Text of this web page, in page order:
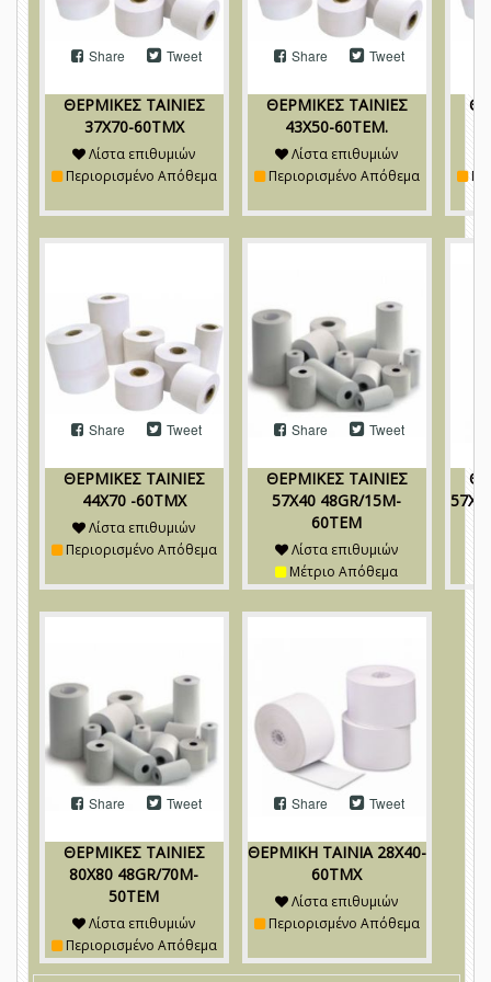
ΘΕΡΜΙΚΕΣ ΤΑΙΝΙΕΣ
37Χ70-60ΤΜΧ
Share Tweet
Λίστα επιθυμιών
Περιορισμένο Απόθεμα
ΘΕΡΜΙΚΕΣ ΤΑΙΝΙΕΣ
43Χ50-60ΤΕΜ.
Share Tweet
Λίστα επιθυμιών
Περιορισμένο Απόθεμα
ΘΕΡΜΙΚΕΣ ΤΑΙΝΙΕΣ
44Χ70 -60ΤΜΧ
Share Tweet
Λίστα επιθυμιών
Περιορισμένο Απόθεμα
ΘΕΡΜΙΚΕΣ ΤΑΙΝΙΕΣ
57Χ40 48GR/15M-
60ΤΕΜ
Share Tweet
Λίστα επιθυμιών
Μέτριο Απόθεμα
ΘΕΡΜΙΚΕΣ ΤΑΙΝΙΕΣ
80Χ80 48GR/70M-
50ΤΕΜ
Share Tweet
Λίστα επιθυμιών
Περιορισμένο Απόθεμα
ΘΕΡΜΙΚΗ ΤΑΙΝΙΑ 28Χ40-
60ΤΜΧ
Share Tweet
Λίστα επιθυμιών
Περιορισμένο Απόθεμα